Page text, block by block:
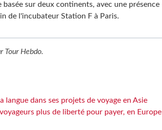
sur deux continents, avec une présence
de l'incubateur Station F à Paris.
Tour Hebdo.
langue dans ses projets de voyage en Asie
plus de liberté pour payer, en Europe